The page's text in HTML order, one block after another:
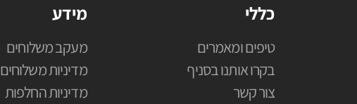
כללי
טיפים ומאמרים
בקרו אותנו בסניף
צור קשר
מידע
מעקב משלוחים
מדיניות משלוחים
מדיניות החלפות